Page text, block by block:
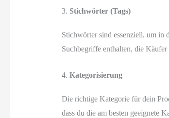
3. Stichwörter (Tags)
Stichwörter sind essenziell, um in
Suchbegriffe enthalten, die
4. Kategorisierung
Die richtige Kategorie für dein
dass du die am besten geeignete